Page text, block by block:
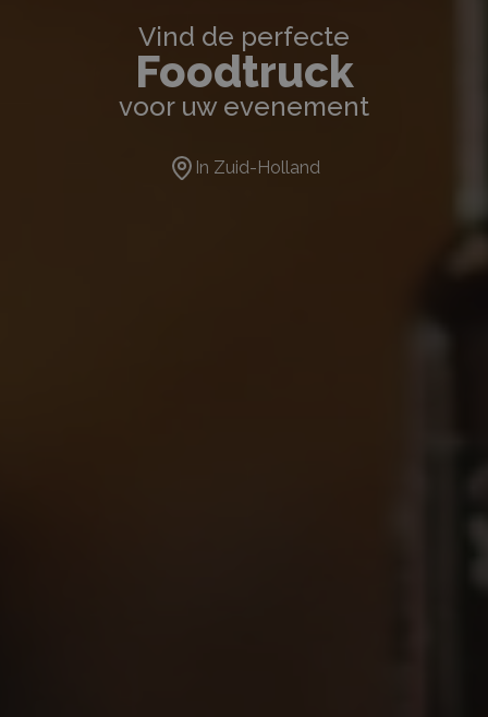
Vind de perfecte
Foodtruck
voor uw evenement
In Zuid-Holland